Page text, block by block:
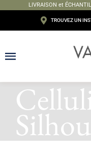
LIVRAISON et
TROUVEZ UN
Toggle
Navigation
Visage
Corps